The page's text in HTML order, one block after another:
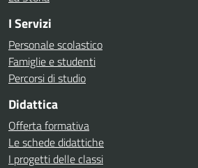
I Servizi
Personale scolastico
Famiglie e studenti
Percorsi di studio
Didattica
Offerta formativa
Le schede didattiche
I progetti delle classi